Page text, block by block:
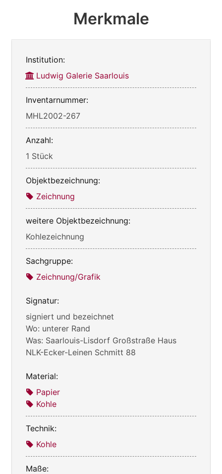
Merkmale
Institution:
Ludwig Galerie Saarlouis
Inventarnummer:
MHL2002-267
Anzahl:
1 Stück
Objektbezeichnung:
Zeichnung
weitere Objektbezeichnung:
Kohlezeichnung
Sachgruppe:
Zeichnung/Grafik
Signatur:
signiert und bezeichnet
Wo: unterer Rand
Was: Saarlouis-Lisdorf Großstraße Haus
NLK-Ecker-Leinen Schmitt 88
Material:
Papier
Kohle
Technik:
Kohle
Maße: